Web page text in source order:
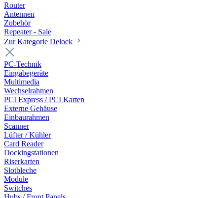
Router
Antennen
Zubehör
Repeater - Sale
Zur Kategorie Delock
PC-Technik
Eingabegeräte
Multimedia
Wechselrahmen
PCI Express / PCI Karten
Externe Gehäuse
Einbaurahmen
Scanner
Lüfter / Kühler
Card Reader
Dockingstationen
Riserkarten
Slotbleche
Module
Switches